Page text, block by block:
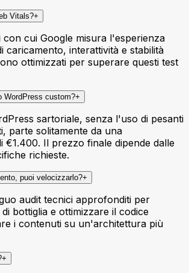
Vitals?+
cui Google misura l'esperienza
caricamento, interattività e stabilità
ottimizzati per superare questi test
WordPress custom?+
sartoriale, senza l'uso di pesanti
parte solitamente da una
€1.400. Il prezzo finale dipende dalle
richieste.
puoi velocizzarlo?+
audit tecnici approfonditi per
bottiglia e ottimizzare il codice
i contenuti su un'architettura più
+